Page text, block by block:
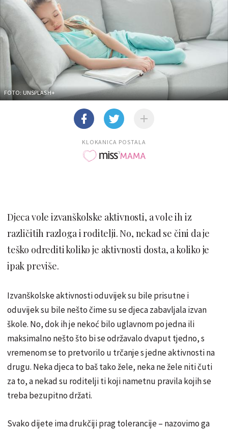
FOTO: UNSPLASH+
KLOKANICA POSTALA
Djeca vole izvanškolske aktivnosti, a vole ih iz
različitih razloga i roditelji. No, nekad se čini da je
teško odrediti koliko je aktivnosti dosta, a koliko je
ipak previše.
Izvanškolske aktivnosti oduvijek su bile prisutne i
oduvijek su bile nešto čime su se djeca zabavljala izvan
škole. No, dok ih je nekoć bilo uglavnom po jedna ili
maksimalno nešto što bi se održavalo dvaput tjedno, s
vremenom se to pretvorilo u trčanje s jedne aktivnosti na
drugu. Neka djeca to baš tako žele, neka ne žele niti čuti
za to, a nekad su roditelji ti koji nametnu pravila kojih se
treba bezupitno držati.
Svako dijete ima drukčiji prag tolerancije – nazovimo ga